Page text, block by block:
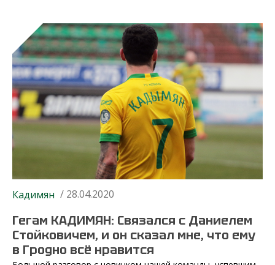
Кадимян / 28.04.2020
Гегам КАДИМЯН: Связался с Даниелем
Стойковичем, и он сказал мне, что ему
в Гродно всё нравится